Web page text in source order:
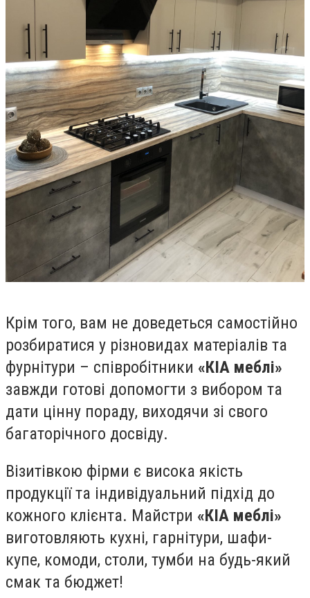
Крім того, вам не доведеться самостійно
розбиратися у різновидах матеріалів та
фурнітури – співробітники «КІА меблі»
завжди готові допомогти з вибором та
дати цінну пораду, виходячи зі свого
багаторічного досвіду.
Візитівкою фірми є висока якість
продукції та індивідуальний підхід до
кожного клієнта. Майстри «КІА меблі»
виготовляють кухні, гарнітури, шафи-
купе, комоди, столи, тумби на будь-який
смак та бюджет!